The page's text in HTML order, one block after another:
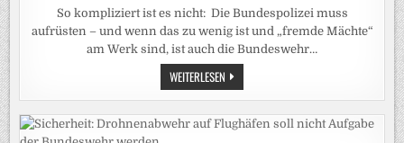
So kompliziert ist es nicht: Die Bundespolizei muss
aufrüsten – und wenn das zu wenig ist und „fremde Mächte“
am Werk sind, ist auch die Bundeswehr…
WEITERLESEN SCHUTZ
VON
FLUGHÄFEN:
UM
DIE